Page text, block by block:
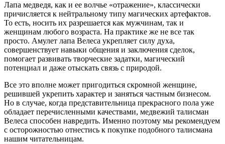
Лапа медведя, как и ее волчье «отражение», классически
причисляется к нейтральному типу магических артефактов.
То есть, носить их разрешается как мужчинам, так и
женщинам любого возраста. На практике же не все так
просто. Амулет лапа Велеса укрепляет силу духа,
совершенствует навыки общения и заключения сделок,
помогает развивать творческие задатки, магический
потенциал и даже отыскать связь с природой.
Все это вполне может пригодиться скромной женщине,
решившей укрепить характер и заняться частным бизнесом.
Но в случае, когда представительница прекрасного пола уже
обладает перечисленными качествами, медвежий талисман
Велеса способен навредить. Именно поэтому мы рекомендуем
с осторожностью отнестись к покупке подобного талисмана
нашим читательницам.